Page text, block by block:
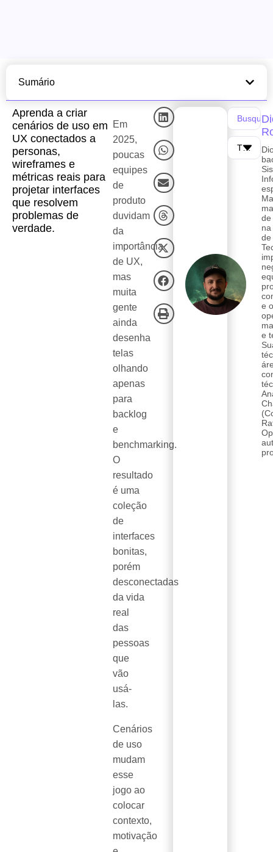
Aprenda a criar
cenários de uso em
UX conectados a
personas,
wireframes e
métricas reais para
projetar interfaces
que resolvem
problemas de
verdade.
Em
2025,
poucas
equipes
de
produto
duvidam
da
importância
de UX,
mas
muita
gente
ainda
desenha
telas
olhando
apenas
para
backlog
e
benchmarking.
O
resultado
é uma
coleção
de
interfaces
bonitas,
porém
desconectadas
da vida
real
das
pessoas
que
vão
usá-
las.
Cenários
de uso
mudam
esse
jogo ao
colocar
contexto,
motivação
de
de
e
e
Sumário